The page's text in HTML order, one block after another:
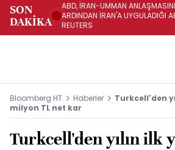
SON
DAKİKA
ABD, İRAN-UMMAN
ARDINDAN İRAN'A UYGULADIĞI
REUTERS
Bloomberg HT Haberler
Turkcell'den
milyon TL net kar
Turkcell'den yılın ilk